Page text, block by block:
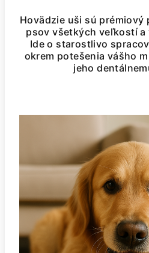
Hovädzie uši sú prémiový
psov všetkých veľkostí
Ide o starostlivo
okrem potešenia vášho
jeho